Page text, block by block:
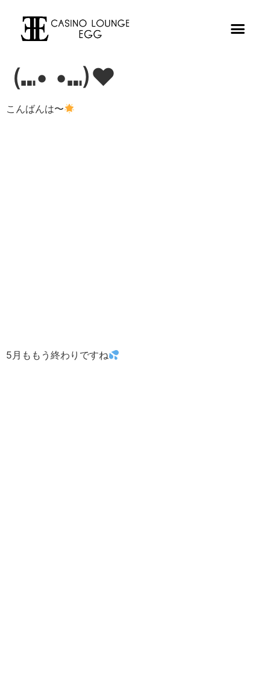
(⑉• •⑉)❤︎
こんばんは〜
5月ももう終わりですね